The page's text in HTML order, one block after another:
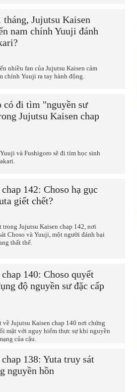
tháng, Jujutsu Kaisen
nam chính Yuuji đánh
nhiều fan của Jujutsu Kaisen cảm
chính Yuuji ra tay hành động.
có đi tìm "nguyền sư
Jujutsu Kaisen chap
và Fushigoro sẽ đi tìm học sinh
142: Choso hạ gục
giết chết?
Jujutsu Kaisen chap 142, nơi
Choso và Yuuji, một người đánh bại
thất thế.
140: Choso quyết
độ nguyền sư đặc cấp
Jujutsu Kaisen chap 140 nơi chứng
mặt với nguy hiểm thực sự khi nguyền
của cậu.
138: Yuta truy sát
nguyền hồn